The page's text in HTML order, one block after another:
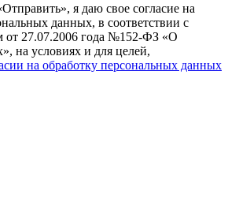
я даю свое согласие на
данных, в соответствии с
от 27.07.2006 года №152-ФЗ «О
на условиях и для целей,
на обработку персональных данных